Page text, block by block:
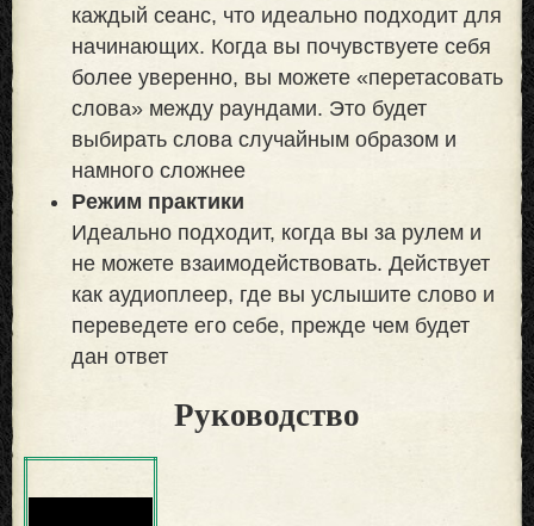
каждый сеанс, что идеально подходит для
начинающих. Когда вы почувствуете себя
более уверенно, вы можете «перетасовать
слова» между раундами. Это будет
выбирать слова случайным образом и
намного сложнее
Режим практики
Идеально подходит, когда вы за рулем и
не можете взаимодействовать. Действует
как аудиоплеер, где вы услышите слово и
переведете его себе, прежде чем будет
дан ответ
Руководство